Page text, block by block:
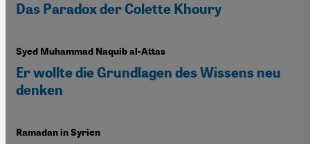
Das Paradox der Colette Khoury
Syed Muhammad Naquib al-Attas
Er wollte die Grundlagen des Wissens neu
denken
Ramadan in Syrien